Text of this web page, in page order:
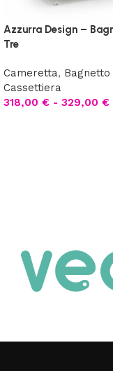
Azzurra Design –
Tre
Cameretta, Bagnetto
Cassettiera
318,00 € - 329,00 €